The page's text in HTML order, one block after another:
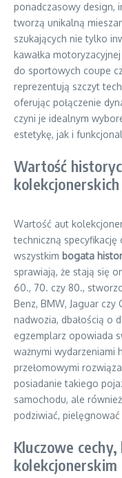
ponadczasowy design,
tworzą unikalną
szukających nie tylko
kawałka
do sportowych coupe
reprezentują szczyt
oferując połączenie
czyni je idealnym
estetykę, jak i
Wartość
kolekcjonerskich
Wartość aut
techniczną
wszystkim bogata
sprawiają, że stają się
60., 70. czy 80.,
Benz, BMW, Jaguar czy
nadwozia, dbałością o
egzemplarz opowiada
ważnymi wydarzeniami
przełomowymi
posiadanie takiego
samochodu, ale
podziwiać,
Kluczowe
kolekcjonerskim